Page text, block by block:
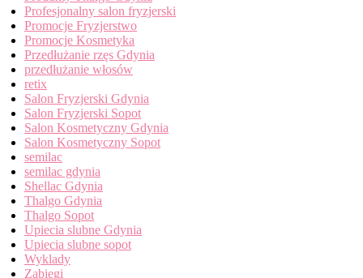
Profesjonalny salon fryzjerski
Promocje Fryzjerstwo
Promocje Kosmetyka
Przedłużanie rzęs Gdynia
przedłużanie włosów
retix
Salon Fryzjerski Gdynia
Salon Fryzjerski Sopot
Salon Kosmetyczny Gdynia
Salon Kosmetyczny Sopot
semilac
semilac gdynia
Shellac Gdynia
Thalgo Gdynia
Thalgo Sopot
Upiecia slubne Gdynia
Upiecia slubne sopot
Wyklady
Zabiegi